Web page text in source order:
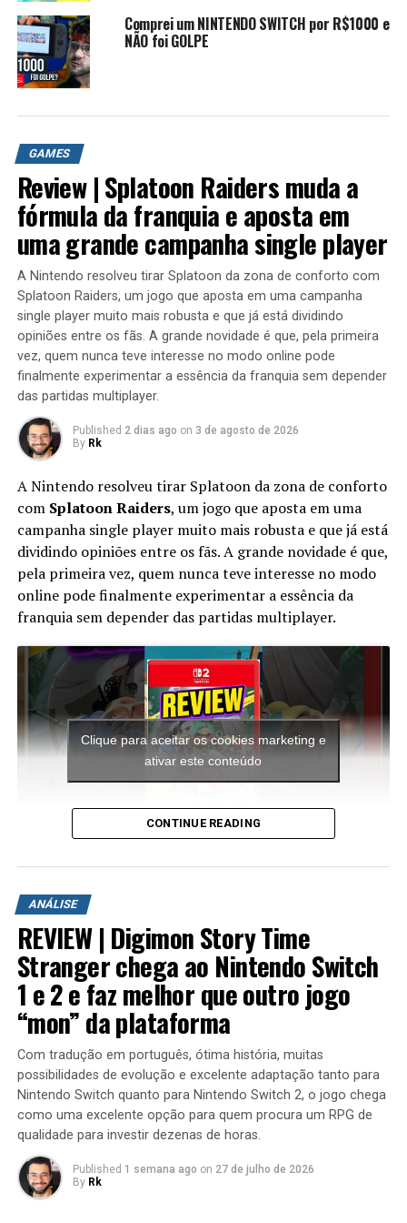
Comprei um NINTENDO SWITCH por R$1000 e
NÃO foi GOLPE
GAMES
Review | Splatoon Raiders muda a
fórmula da franquia e aposta em
uma grande campanha single player
A Nintendo resolveu tirar Splatoon da zona de conforto com
Splatoon Raiders, um jogo que aposta em uma campanha
single player muito mais robusta e que já está dividindo
opiniões entre os fãs. A grande novidade é que, pela primeira
vez, quem nunca teve interesse no modo online pode
finalmente experimentar a essência da franquia sem depender
das partidas multiplayer.
Published 2 dias ago on 3 de agosto de 2026
By Rk
A Nintendo resolveu tirar Splatoon da zona de conforto
com Splatoon Raiders, um jogo que aposta em uma
campanha single player muito mais robusta e que já está
dividindo opiniões entre os fãs. A grande novidade é que,
pela primeira vez, quem nunca teve interesse no modo
online pode finalmente experimentar a essência da
franquia sem depender das partidas multiplayer.
Clique para aceitar os cookies marketing e
ativar este conteúdo
A aventura leva o jogador para ilhas inéditas e diferentes
possível encontrar novas armas, aprimorar os
equipamentos com upgrades e completar diversas
missões que variam bastante em estrutura. Algumas
colocam o jogador contra grandes hordas de inimigos
em áreas abertas, enquanto outras acontecem em
regiões subterrâneas repletas de desafios, incluindo
inimigos mais poderosos e torres que precisam ser
destruídas dentro de um limite de tempo para que a
missão seja concluída.
CONTINUE READING
ANÁLISE
REVIEW | Digimon Story Time
Stranger chega ao Nintendo Switch
1 e 2 e faz melhor que outro jogo
“mon” da plataforma
Com tradução em português, ótima história, muitas
possibilidades de evolução e excelente adaptação tanto para
Nintendo Switch quanto para Nintendo Switch 2, o jogo chega
como uma excelente opção para quem procura um RPG de
qualidade para investir dezenas de horas.
Published 1 semana ago on 27 de julho de 2026
By Rk